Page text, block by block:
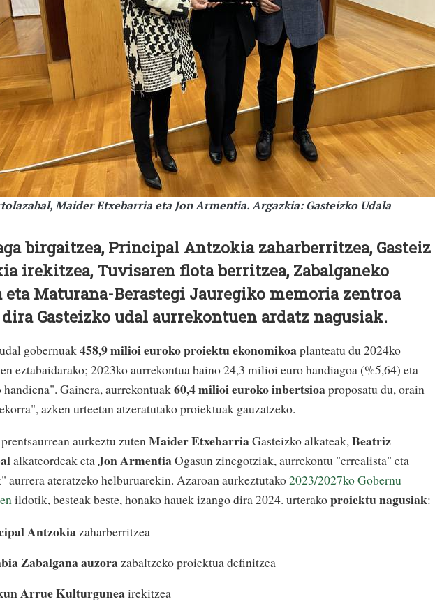
Maider Etxebarria eta Jon Armentia. Argazkia: Gasteizko Udala
birgaitzea, Principal Antzokia zaharberritzea, Gasteiz
irekitzea, Tuvisaren flota berritzea, Zabalganeko
eta Maturana-Berastegi Jauregiko memoria zentroa
Gasteizko udal aurrekontuen ardatz nagusiak.
gobernuak458,9 milioi euroko proiektu ekonomikoaplanteatu du 2024ko
eztabaidarako; 2023ko aurrekontua baino 24,3 milioi euro handiagoa (%5,64) eta
Gainera, aurrekontuak60,4 milioi euroko inbertsioaproposatu du, orain
azken urteetan atzeratutako proiektuak gauzatzeko.
aurkeztu zutenMaider EtxebarriaGasteizko alkateak,Beatriz
alkateordeak etaJon ArmentiaOgasun zinegotziak, aurrekontu "errealista" eta
aurrera ateratzeko helburuarekin. Azaroan aurkeztutako2023/2027ko Gobernu
ildotik, besteak beste, honako hauek izango dira 2024. urterakoproiektu nagusiak:
Antzokia zaharberritzea
Zabalgana auzora zabaltzeko proiektua definitzea
Arrue Kulturguneairekitzea